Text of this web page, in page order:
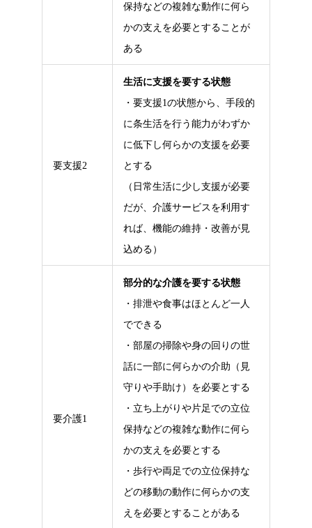
保持などの複雑な動作に何ら
かの支えを必要とすることが
ある
要支援2
生活に支援を要する状態
・要支援1の状態から、手段的
に条生活を行う能力がわずか
に低下し何らかの支援を必要
とする
（日常生活に少し支援が必要
だが、介護サービスを利用す
れば、機能の維持・改善が見
込める）
要介護1
部分的な介護を要する状態
・排泄や食事はほとんど一人
でできる
・部屋の掃除や身の回りの世
話に一部に何らかの介助（見
守りや手助け）を必要とする
・立ち上がりや片足での立位
保持などの複雑な動作に何ら
かの支えを必要とする
・歩行や両足での立位保持な
どの移動の動作に何らかの支
えを必要とすることがある